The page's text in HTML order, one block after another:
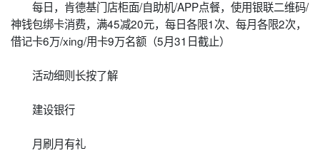
每日，肯德基门店柜面/自助机/APP点餐，使用银联二维码/
神钱包绑卡消费，满45减20元，每日各限1次、每月各限2次，
借记卡6万/xing/用卡9万名额（5月31日截止）
活动细则长按了解
建设银行
月刷月有礼